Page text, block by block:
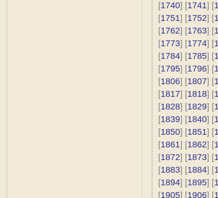
[1740] [1741] [
[1751] [1752] [
[1762] [1763] [
[1773] [1774] [
[1784] [1785] [
[1795] [1796] [
[1806] [1807] [
[1817] [1818] [
[1828] [1829] [
[1839] [1840] [
[1850] [1851] [
[1861] [1862] [
[1872] [1873] [
[1883] [1884] [
[1894] [1895] [
[1905] [1906] [